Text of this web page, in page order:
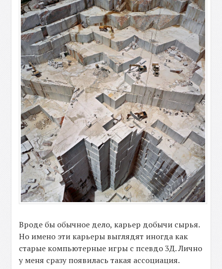
Вроде бы обычное дело, карьер добычи сырья.
Но имено эти карьеры выглядят иногда как
старые компьютерные игры с псевдо 3Д. Лично
у меня сразу появилась такая ассоциация.